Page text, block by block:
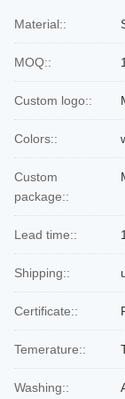
Material::
MOQ::
Custom logo::
Colors::
Custom
package::
Lead time::
Shipping::
Certificate::
Temerature::
Washing::